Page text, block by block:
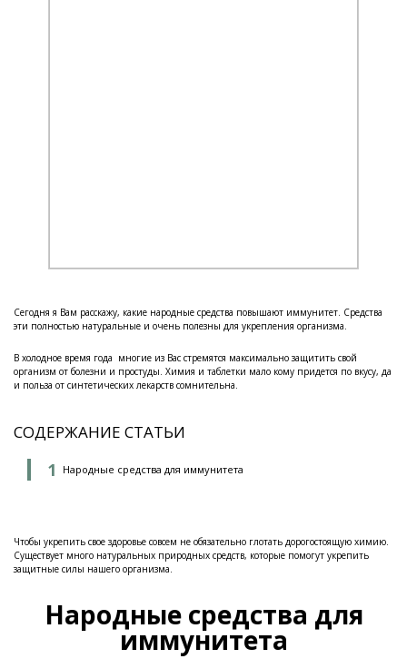
Сегодня я Вам расскажу, какие народные средства повышают иммунитет. Средства
эти полностью натуральные и очень полезны для укрепления организма.
В холодное время года многие из Вас стремятся максимально защитить свой
организм от болезни и простуды. Химия и таблетки мало кому придется по вкусу, да
и польза от синтетических лекарств сомнительна.
СОДЕРЖАНИЕ СТАТЬИ
Народные средства для иммунитета
Чтобы укрепить свое здоровье совсем не обязательно глотать дорогостоящую химию.
Существует много натуральных природных средств, которые помогут укрепить
защитные силы нашего организма.
Народные средства для
иммунитета